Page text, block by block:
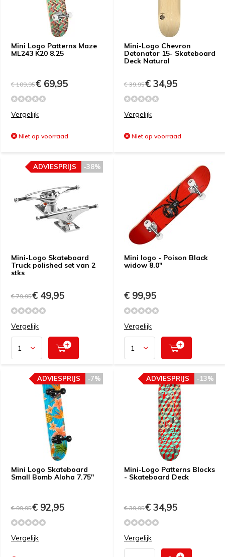
Mini Logo Patterns Maze
ML243 K20 8.25
€ 109,95€ 69,95
Vergelijk
Niet op voorraad
Mini-Logo Chevron
Detonator 15- Skateboard
Deck Natural
€ 39,95€ 34,95
Vergelijk
Niet op voorraad
Mini-Logo Skateboard
Truck polished set van 2
stks
-38%
ADVIESPRIJS
€ 79,95€ 49,95
Vergelijk
Mini logo - Poison Black
widow 8.0"
€ 99,95
Vergelijk
Mini Logo Skateboard
Small Bomb Aloha 7.75''
-7%
ADVIESPRIJS
€ 99,95€ 92,95
Vergelijk
Mini-Logo Patterns Blocks
- Skateboard Deck
-13%
ADVIESPRIJS
€ 39,95€ 34,95
Vergelijk